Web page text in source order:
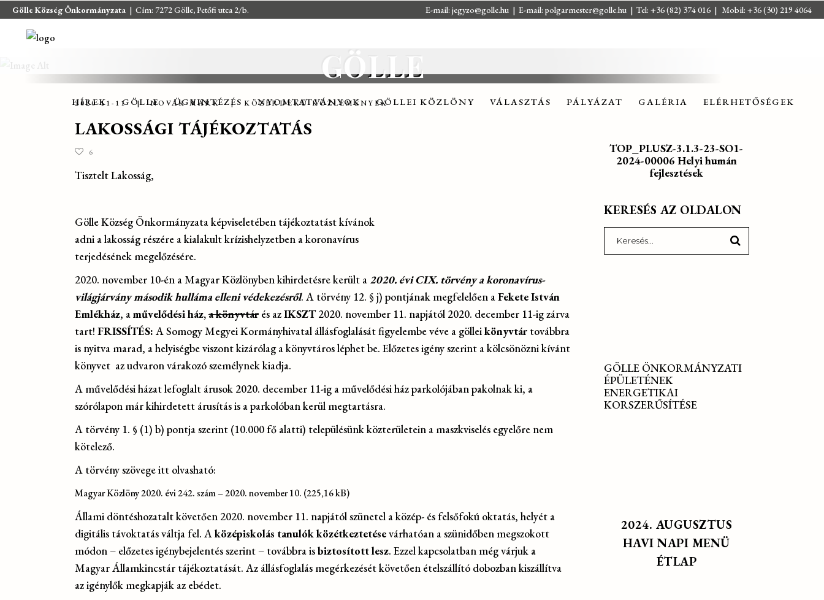
Gölle Község Önkormányzata | Cím: 7272 Gölle, Petőfi utca 2/b. E-mail: jegyzo@golle.hu | E-mail: polgarmester@golle.hu | Tel: +36 (82) 374 016 | Mobil: +36 (30) 219 4064
HÍREK GÖLLE ÜGYINTÉZÉS NYOMTATVÁNYOK GÖLLEI KÖZLÖNY VÁLASZTÁS PÁLYÁZAT GALÉRIA ELÉRHETŐSÉGEK
HÍREK GÖLLE ÜGYINTÉZÉS NYOMTATVÁNYOK GÖLLEI KÖZLÖNY VÁLASZTÁS PÁLYÁZAT GALÉRIA ELÉRHETŐSÉGEK
GÖLLE
2020-11-11 NOVÁK MÁRK KÖZÉRDEKŰ KÖZLEMÉNYEK
LAKOSSÁGI TÁJÉKOZTATÁS
6
Tisztelt Lakosság,
Gölle Község Önkormányzata képviseletében tájékoztatást kívánok
adni a lakosság részére a kialakult krízishelyzetben a koronavírus
terjedésének megelőzésére.
2020. november 10-én a Magyar Közlönyben kihirdetésre került a 2020. évi CIX. törvény a koronavírus-
világjárvány második hulláma elleni védekezésről. A törvény 12. § j) pontjának megfelelően aFekete István
Emlékház, aművelődési ház,a könyvtár és azIKSZT2020. november 11. napjától 2020. december 11-ig zárva
tart! FRISSÍTÉS: A Somogy Megyei Kormányhivatal állásfoglalását figyelembe véve a gölleikönyvtár továbbra
is nyitva marad, a helyiségbe viszont kizárólag a könyvtáros léphet be. Előzetes igény szerint a kölcsönözni kívánt
könyvet az udvaron várakozó személynek kiadja.
A művelődési házat lefoglalt árusok 2020. december 11-ig a művelődési ház parkolójában pakolnak ki, a
szórólapon már kihirdetett árusítás is a parkolóban kerül megtartásra.
A törvény 1. § (1) b) pontja szerint (10.000 fő alatti) településünk közterületein a maszkviselés egyelőre nem
kötelező.
A törvény szövege itt olvasható:
Magyar Közlöny 2020. évi 242. szám – 2020. november 10.
Állami döntéshozatalt követően 2020. november 11. napjától szünetel a közép- és felsőfokú oktatás, helyét a
digitális távoktatás váltja fel. A középiskolás tanulók közétkeztetésevárhatóan a szünidőben megszokott
módon – előzetes igénybejelentés szerint – továbbra isbiztosított lesz. Ezzel kapcsolatban még várjuk a
Magyar Államkincstár tájékoztatását. Az állásfoglalás megérkezését követően ételszállító dobozban kiszállítva
az igénylők megkapják az ebédet.
TOP_PLUSZ-3.1.3-23-SO1-
2024-00006 Helyi humán
fejlesztések
KERESÉS AZ OLDALON
Search
GÖLLE ÖNKORMÁNYZATI
ÉPÜLETÉNEK
ENERGETIKAI
KORSZERŰSÍTÉSE
2024. AUGUSZTUS
HAVI NAPI MENÜ
ÉTLAP